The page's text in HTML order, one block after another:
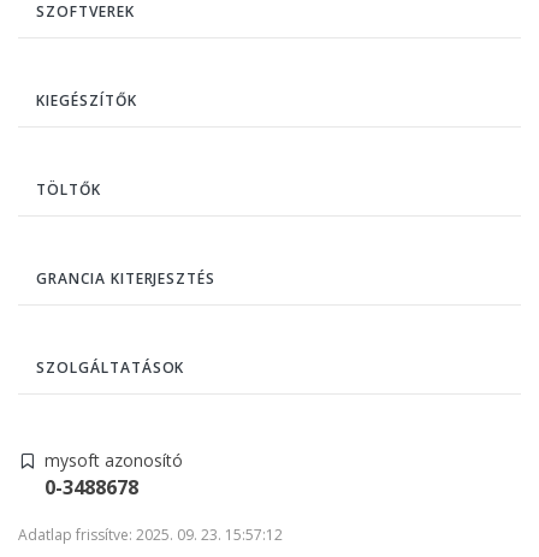
SZOFTVEREK
KIEGÉSZÍTŐK
TÖLTŐK
GRANCIA KITERJESZTÉS
SZOLGÁLTATÁSOK
mysoft azonosító
0-3488678
Adatlap frissítve: 2025. 09. 23. 15:57:12